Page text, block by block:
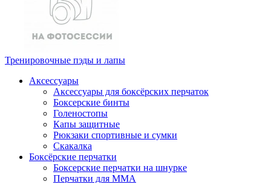
Тренировочные пэды и лапы
Аксессуары
Аксессуары для боксёрских перчаток
Боксерские бинты
Голеностопы
Капы защитные
Рюкзаки спортивные и сумки
Скакалка
Боксёрские перчатки
Боксерские перчатки на шнурке
Перчатки для ММА